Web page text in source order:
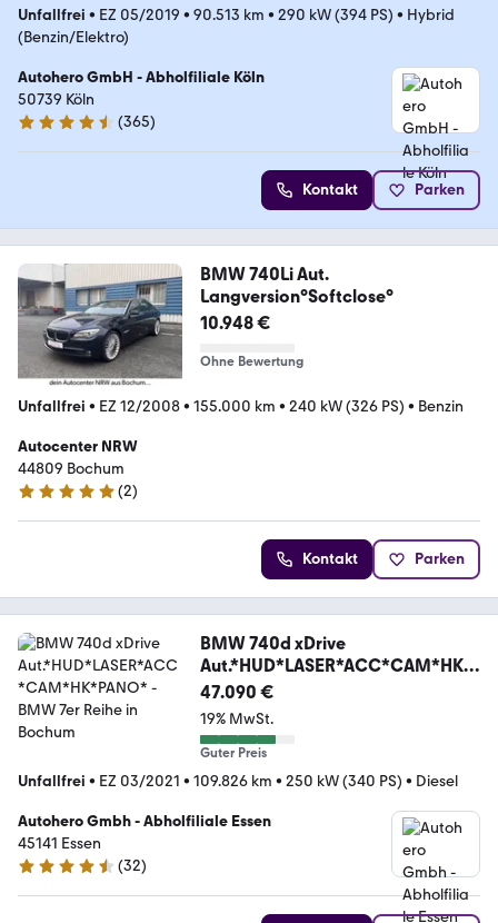
Unfallfrei • EZ 05/2019 • 90.513 km • 290 kW (394 PS) • Hybrid
(Benzin/Elektro)
Autohero GmbH - Abholfiliale Köln
50739 Köln
4.6 Sterne
(365)
Kontakt Parken
BMW 740Li Aut.
Langversion°Softclose°
10.948 €
Ohne Bewertung
Unfallfrei • EZ 12/2008• 155.000 km • 240 kW (326 PS) • Benzin
Autocenter NRW
44809 Bochum
5 Sterne
(2)
Kontakt Parken
BMW 740d xDrive
Aut.*HUD*LASER*ACC*CAM*HK*
PANO*
47.090 €
19% MwSt.
Guter Preis
Unfallfrei • EZ 03/2021 • 109.826 km • 250 kW (340 PS) • Diesel
Autohero Gmbh - Abholfiliale Essen
45141 Essen
4.7 Sterne
(32)